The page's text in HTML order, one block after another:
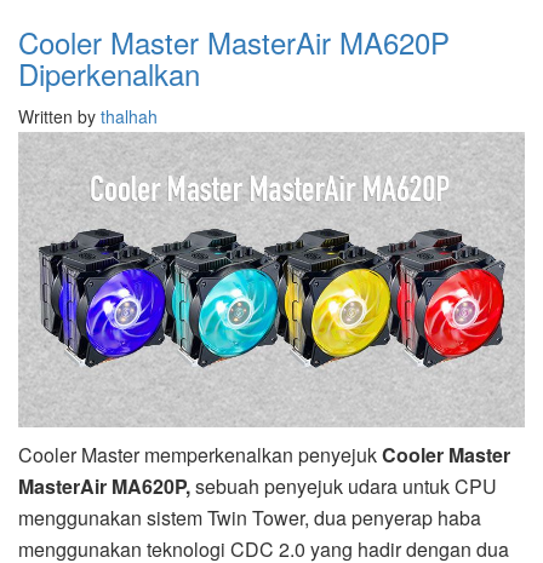
Cooler Master MasterAir MA620P
Diperkenalkan
Written by thalhah
Cooler Master memperkenalkan penyejukCooler Master
MasterAir MA620P,sebuah penyejuk udara untuk CPU
menggunakan sistem Twin Tower, dua penyerap haba
menggunakan teknologi CDC 2.0 yang hadir dengan dua